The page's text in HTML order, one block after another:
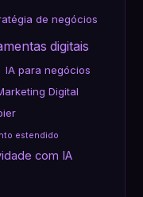
de negócios
digitais
IA para negócios
Digital
estendido
com IA